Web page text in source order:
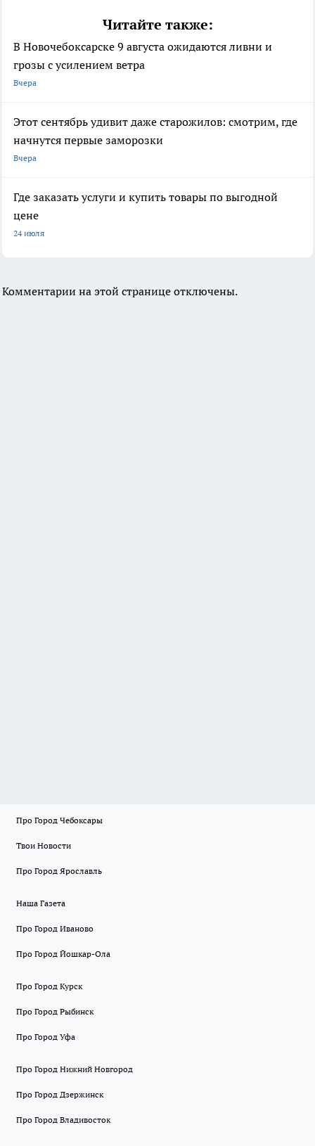
Читайте также:
В Новочебоксарске 9 августа ожидаются ливни и
грозы с усилением ветра
Вчера
Этот сентябрь удивит даже старожилов: смотрим, где
начнутся первые заморозки
Вчера
Где заказать услуги и купить товары по выгодной
цене
24 июля
Комментарии на этой странице отключены.
Про Город Чебоксары
Твои Новости
Про Город Ярославль
Наша Газета
Про Город Иваново
Про Город Йошкар-Ола
Про Город Курск
Про Город Рыбинск
Про Город Уфа
Про Город Нижний Новгород
Про Город Дзержинск
Про Город Владивосток